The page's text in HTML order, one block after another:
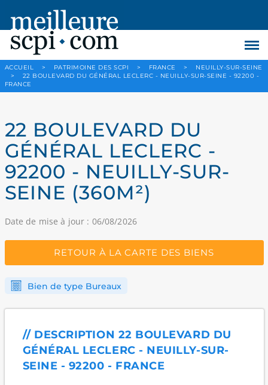
ACCUEIL > PATRIMOINE DES SCPI > FRANCE >
NEUILLY-SUR-SEINE
>
22 BOULEVARD DU GÉNÉRAL LECLERC - NEUILLY-SUR-SEINE - 92200 -
FRANCE
22 BOULEVARD DU
GÉNÉRAL LECLERC -
92200 - NEUILLY-SUR-
SEINE (360M²)
Date de mise à jour : 06/08/2026
RETOUR À LA CARTE DES BIENS
Bien de type Bureaux
// DESCRIPTION 22 BOULEVARD DU
GÉNÉRAL LECLERC - NEUILLY-SUR-
SEINE - 92200 - FRANCE